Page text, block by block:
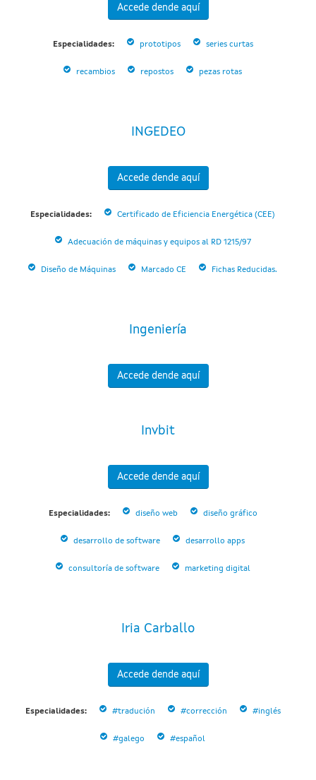
Accede dende aquí
Especialidades: prototipos series curtas
recambios repostos pezas rotas
INGEDEO
Accede dende aquí
Especialidades: Certificado de Eficiencia Energética (CEE)
Adecuación de máquinas y equipos al RD 1215/97
Diseño de Máquinas Marcado CE Fichas Reducidas.
Ingeniería
Accede dende aquí
Invbit
Accede dende aquí
Especialidades: diseño web diseño gráfico
desarrollo de software desarrollo apps
consultoría de software marketing digital
Iria Carballo
Accede dende aquí
Especialidades: #tradución #corrección #inglés
#galego #español